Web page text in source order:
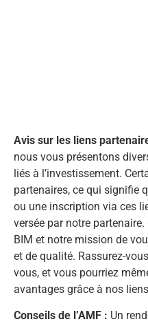
Avis sur les liens
nous vous présentons
liés à l’investissement.
partenaires, ce qui signifie
ou une inscription via ces
versée par notre
BIM et notre mission de
et de qualité. Rassurez-
vous, et vous pourriez
avantages grâce à nos
Conseils de l’AMF : Un